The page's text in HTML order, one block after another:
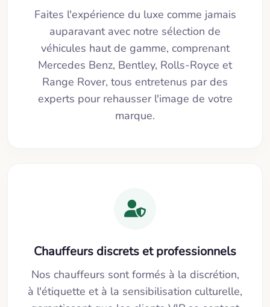
Faites l'expérience du luxe comme jamais
auparavant avec notre sélection de
véhicules haut de gamme, comprenant
Mercedes Benz, Bentley, Rolls-Royce et
Range Rover, tous entretenus par des
experts pour rehausser l'image de votre
marque.
Chauffeurs discrets et professionnels
Nos chauffeurs sont formés à la discrétion,
à l'étiquette et à la sensibilisation culturelle,